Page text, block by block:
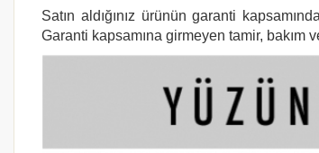
Satın aldığınız ürünün garanti
Garanti kapsamına girmeyen tamir,